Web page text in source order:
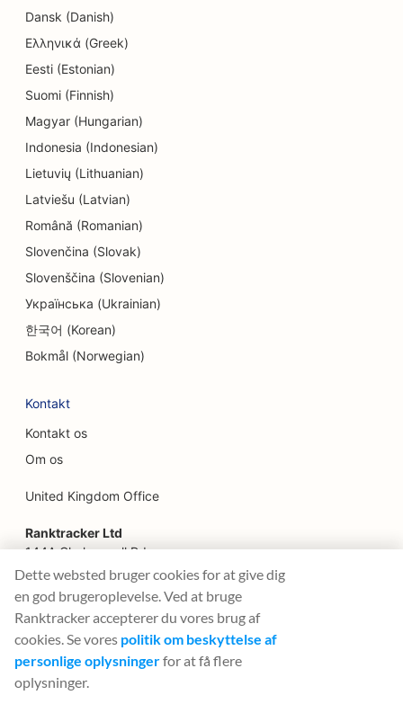
SEO for elektronikbutikker
SEO for ingeniørfirmaer
SEO for underholdning og fritid
SEO for Escape Rooms
EO til etniske restauranter
SEO for jord-til-bord-restauranter
SEO for familierestauranter
SEO for fastfood-restauranter
SEO for finansielle planlæggere
SEO til food courts
SEO for blomsterhandlere
SEO for franske konditorier
SEO for møbelbutikker
SEO for butikker med frossen yoghurt
Dansk (Danish)
Ελληνικά (Greek)
Eesti (Estonian)
Suomi (Finnish)
Magyar (Hungarian)
Indonesia (Indonesian)
Lietuvių (Lithuanian)
Latviešu (Latvian)
Română (Romanian)
Slovenčina (Slovak)
Slovenščina (Slovenian)
Українська (Ukrainian)
한국어 (Korean)
Bokmål (Norwegian)
Kontakt
Kontakt os
Om os
United Kingdom Office
Ranktracker Ltd
144A Clerkenwell Rd
London, EC1R 5DF
Company No: 08820809
felix@ranktracker.com
2015 -
Dette websted bruger cookies for at give dig
en god brugeroplevelse. Ved at bruge
Ranktracker accepterer du vores brug af
cookies. Se vores politik om beskyttelse af
personlige oplysningerfor at få flere
oplysninger.